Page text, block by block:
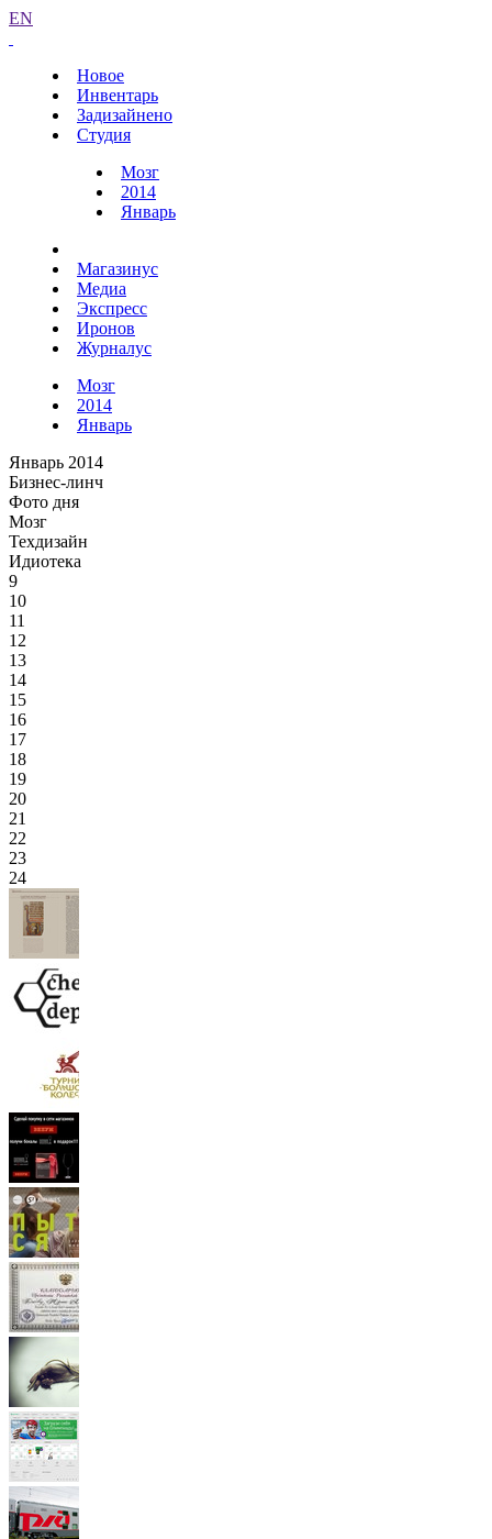
EN
Новое
Инвентарь
Задизайнено
Студия
Мозг
2014
Январь
Магазинус
Медиа
Экспресс
Иронов
Журналус
Мозг
2014
Январь
Январь 2014
Бизнес-линч
Фото дня
Мозг
Техдизайн
Идиотека
9
10
11
12
13
14
15
16
17
18
19
20
21
22
23
24